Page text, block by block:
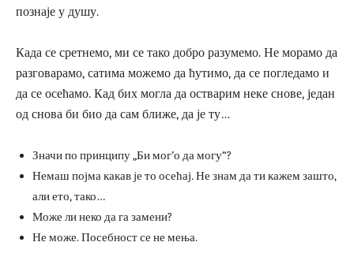
познаје у душу.
Када се сретнемо, ми се тако добро разумемо. Не морамо да
разговарамо, сатима можемо да ћутимо, да се погледамо и
да се осећамо. Кад бих могла да остварим неке снове, један
од снова би био да сам ближе, да је ту…
Значи по принципу „Би мог’о да могу“?
Немаш појма какав је то осећај. Не знам да ти кажем зашто,
али ето, тако…
Може ли неко да га замени?
Не може. Посебност се не мења.